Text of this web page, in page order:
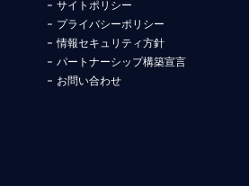
サイトポリシー
プライバシーポリシー
情報セキュリティ方針
パートナーシップ構築宣言
お問い合わせ